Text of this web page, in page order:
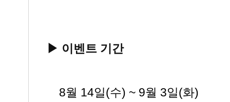
▶ 이벤트 기간
8월 14일(수) ~ 9월 3일(화)